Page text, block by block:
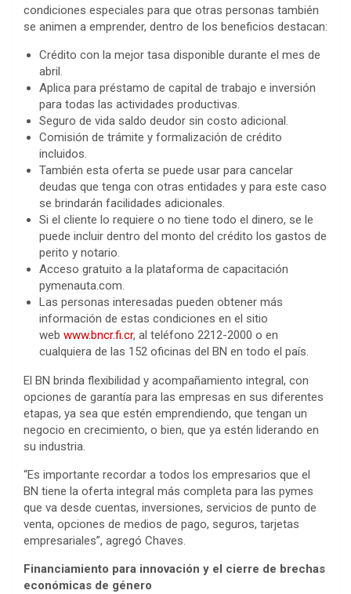
condiciones especiales para que otras personas también
se animen a emprender, dentro de los beneficios destacan:
Crédito con la mejor tasa disponible durante el mes de
abril.
Aplica para préstamo de capital de trabajo e inversión
para todas las actividades productivas.
Seguro de vida saldo deudor sin costo adicional.
Comisión de trámite y formalización de crédito
incluidos.
También esta oferta se puede usar para cancelar
deudas que tenga con otras entidades y para este caso
se brindarán facilidades adicionales.
Si el cliente lo requiere o no tiene todo el dinero, se le
puede incluir dentro del monto del crédito los gastos de
perito y notario.
Acceso gratuito a la plataforma de capacitación
pymenauta.com.
Las personas interesadas pueden obtener más
información de estas condiciones en el sitio
web www.bncr.fi.cr, al teléfono 2212-2000 o en
cualquiera de las 152 oficinas del BN en todo el país.
El BN brinda flexibilidad y acompañamiento integral, con
opciones de garantía para las empresas en sus diferentes
etapas, ya sea que estén emprendiendo, que tengan un
negocio en crecimiento, o bien, que ya estén liderando en
su industria.
“Es importante recordar a todos los empresarios que el
BN tiene la oferta integral más completa para las pymes
que va desde cuentas, inversiones, servicios de punto de
venta, opciones de medios de pago, seguros, tarjetas
empresariales”, agregó Chaves.
Financiamiento para innovación y el cierre de brechas
económicas de género